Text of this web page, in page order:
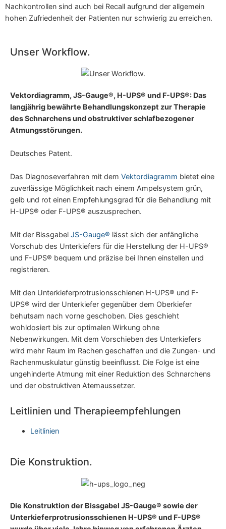
Nach­kon­trol­len sind auch bei Recall auf­grund der all­ge­mein
hohen Zufrie­den­heit der Pati­en­ten nur schwie­rig zu erreichen.
Unser Workflow.
Vektordiagramm, JS-Gauge®, H-UPS® und F-UPS®: Das
langjährig bewährte Behandlungskonzept zur Therapie
des Schnarchens und obstruktiver schlafbezogener
Atmungsstörungen.
Deutsches Patent.
Das Diagnoseverfahren mit dem Vektordiagramm bietet eine
zuverlässige Möglichkeit nach einem Ampelsystem grün,
gelb und rot einen Empfehlungsgrad für die Behandlung mit
H-UPS® oder F-UPS® auszusprechen.
Mit der Bissgabel JS-Gauge® lässt sich der anfängliche
Vorschub des Unterkiefers für die Herstellung der H-UPS®
und F-UPS® bequem und präzise bei Ihnen einstellen und
registrieren.
Mit den Unterkieferprotrusionsschienen H-UPS® und F-
UPS® wird der Unterkiefer gegenüber dem Oberkiefer
behutsam nach vorne geschoben. Dies geschieht
wohldosiert bis zur optimalen Wirkung ohne
Nebenwirkungen. Mit dem Vorschieben des Unterkiefers
wird mehr Raum im Rachen geschaffen und die Zungen- und
Rachenmuskulatur günstig beeinflusst. Die Folge ist eine
ungehinderte Atmung mit einer Reduktion des Schnarchens
und der obstruktiven Atemaussetzer.
Leit­li­ni­en und Therapieempfehlungen
Leit­li­ni­en
Die Konstruktion.
Die Konstruktion der Bissgabel JS-Gauge® sowie der
Unterkieferprotrusionsschienen H-UPS® und F-UPS®